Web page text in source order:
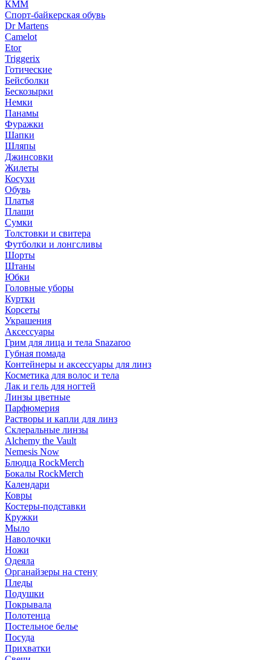
КММ
Спорт-байкерская обувь
Dr Martens
Camelot
Etor
Triggerix
Готические
Бейсболки
Бескозырки
Немки
Панамы
Фуражки
Шапки
Шляпы
Джинсовки
Жилеты
Косухи
Обувь
Платья
Плащи
Сумки
Толстовки и свитера
Футболки и лонгсливы
Шорты
Штаны
Юбки
Головные уборы
Куртки
Корсеты
Украшения
Аксессуары
Грим для лица и тела Snazaroo
Губная помада
Контейнеры и аксессуары для линз
Косметика для волос и тела
Лак и гель для ногтей
Линзы цветные
Парфюмерия
Растворы и капли для линз
Склеральные линзы
Alchemy the Vault
Nemesis Now
Блюдца RockMerch
Бокалы RockMerch
Календари
Ковры
Костеры-подставки
Кружки
Мыло
Наволочки
Ножи
Одеяла
Органайзеры на стену
Пледы
Подушки
Покрывала
Полотенца
Постельное белье
Посуда
Прихватки